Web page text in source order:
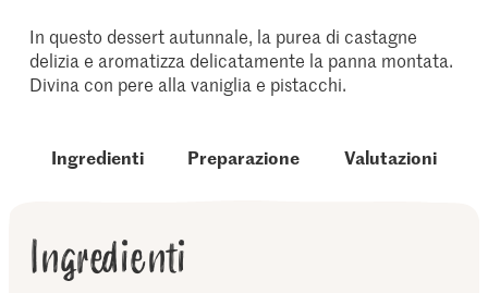
In questo dessert autunnale, la purea di castagne
delizia e aromatizza delicatamente la panna montata.
Divina con pere alla vaniglia e pistacchi.
Ingredienti Preparazione Valutazioni
Ingredienti